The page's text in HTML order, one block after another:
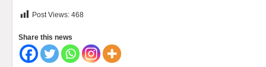
Post Views: 468
Share this news